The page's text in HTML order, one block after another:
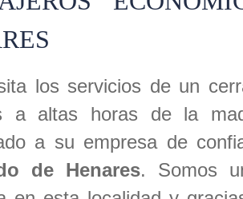
los servicios de un
a altas horas de la
a su empresa de
de Henares. Somos